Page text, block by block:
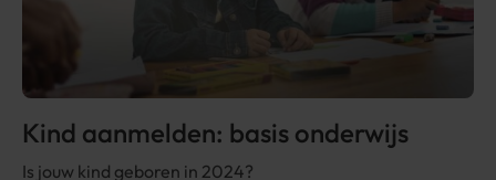
Kind aanmelden: basis onderwijs
Is jouw kind geboren in 2024?